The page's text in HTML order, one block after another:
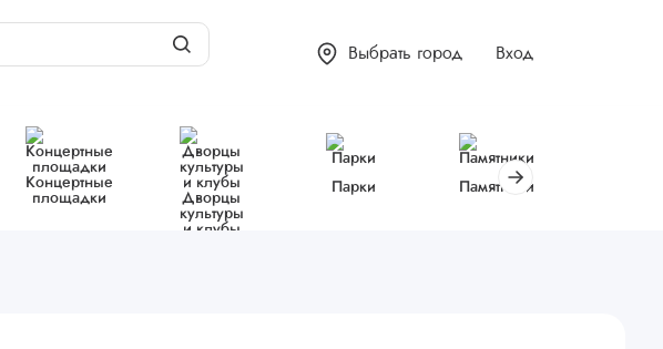
Выбрать город Вход
Концертные
площадки
Дворцы
культуры
и клубы
Парки Памятники